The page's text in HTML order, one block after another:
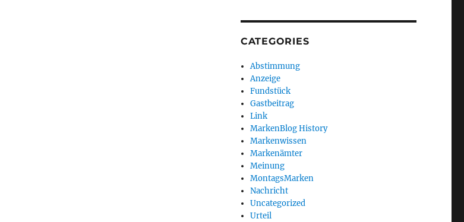
CATEGORIES
Abstimmung
Anzeige
Fundstück
Gastbeitrag
Link
MarkenBlog History
Markenwissen
Markenämter
Meinung
MontagsMarken
Nachricht
Uncategorized
Urteil